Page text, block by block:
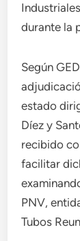
durante la
Según
estado
Díez y
recibido
facilitar
PNV,
Tubos